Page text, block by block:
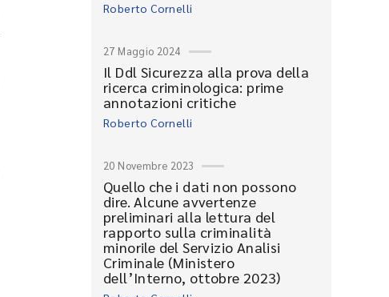
Roberto Cornelli
27 Maggio 2024
Il Ddl Sicurezza alla prova della
ricerca criminologica: prime
annotazioni critiche
Roberto Cornelli
20 Novembre 2023
Quello che i dati non possono
dire. Alcune avvertenze
preliminari alla lettura del
rapporto sulla criminalità
minorile del Servizio Analisi
Criminale (Ministero
dell’Interno, ottobre 2023)